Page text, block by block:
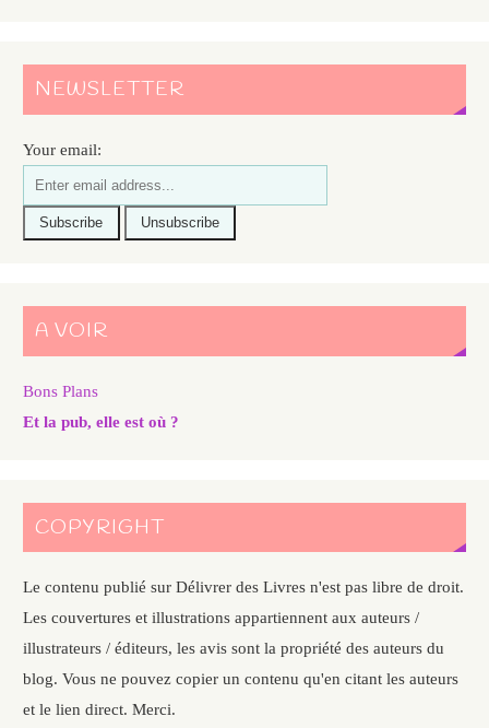
NEWSLETTER
Your email:
A VOIR
Bons Plans
Et la pub, elle est où ?
COPYRIGHT
Le contenu publié sur Délivrer des Livres n'est pas libre de droit.
Les couvertures et illustrations appartiennent aux auteurs /
illustrateurs / éditeurs, les avis sont la propriété des auteurs du
blog. Vous ne pouvez copier un contenu qu'en citant les auteurs
et le lien direct. Merci.